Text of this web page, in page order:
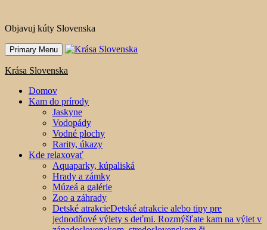
Objavuj kúty Slovenska
Primary Menu
Krása Slovenska
Domov
Kam do prírody
Jaskyne
Vodopády
Vodné plochy
Rarity, úkazy
Kde relaxovať
Aquaparky, kúpaliská
Hrady a zámky
Múzeá a galérie
Zoo a záhrady
Detské atrakcieDetské atrakcie alebo tipy pre
jednodňové výlety s deťmi. Rozmýšľate kam na výlet v